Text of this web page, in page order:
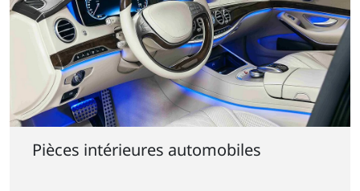
Pièces intérieures automobiles